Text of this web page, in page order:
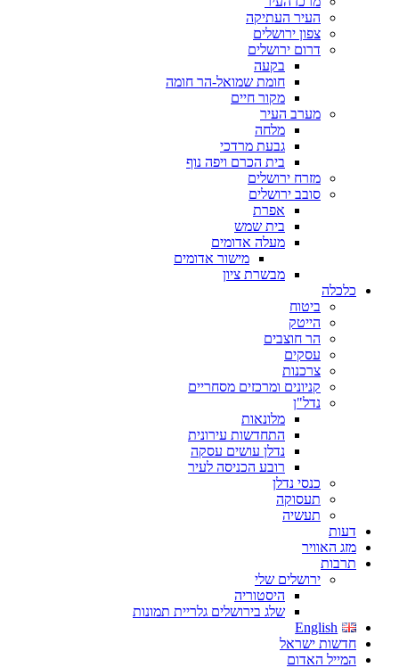
העיר העתיקה
צפון ירושלים
דרום ירושלים
בקעה
חומת שמואל-הר חומה
מקור חיים
מערב העיר
מלחה
גבעת מרדכי
בית הכרם ויפה נוף
מזרח ירושלים
סובב ירושלים
אפרת
בית שמש
מעלה אדומים
מישור אדומים
מבשרת ציון
כלכלה
ביטוח
הייטק
הר חוצבים
עסקים
צרכנות
קניונים ומרכזים מסחריים
נדל"ן
מלונאות
התחדשות עירונית
נדלן עושים עסקה
רובע הכניסה לעיר
כנסי נדלן
תעסוקה
תעשיה
דעות
מזג האוויר
תרבות
ירושלים שלי
היסטוריה
שלג בירושלים גלריית תמונות
English
חדשות ישראל
המייל האדום